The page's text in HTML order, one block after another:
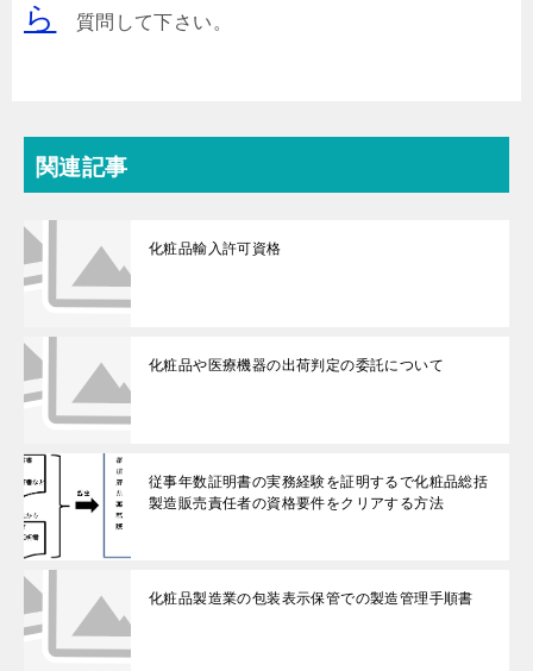
ら
質問して下さい。
関連記事
化粧品輸入許可資格
化粧品や医療機器の出荷判定の委託について
従事年数証明書の実務経験を証明するで化粧品総括
製造販売責任者の資格要件をクリアする方法
化粧品製造業の包装表示保管での製造管理手順書